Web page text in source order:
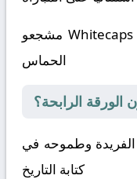
مشجعو Whitecaps يُشاركون في أهازيج رياضية تُضفي
الحماس
الرابحة؟
الفريدة وطموحه في
كتابة التاريخ